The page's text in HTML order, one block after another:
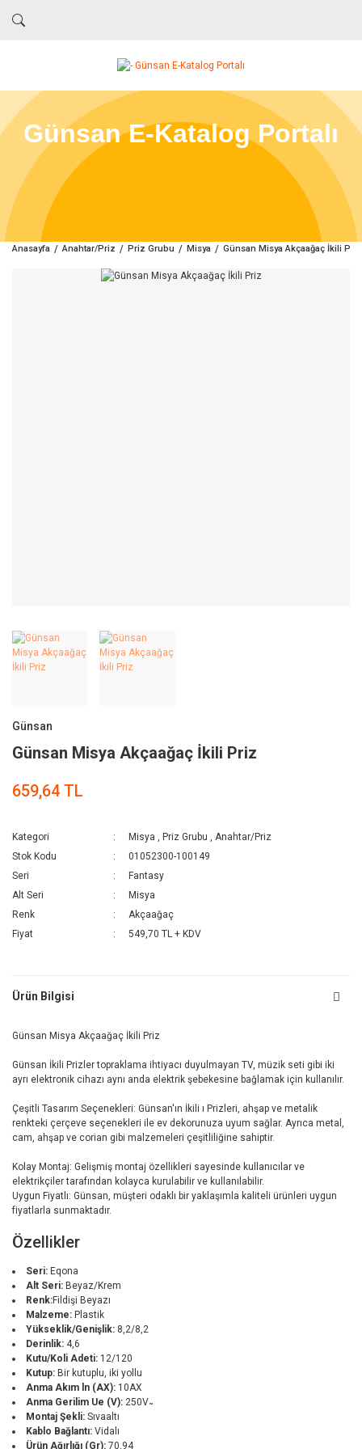
Günsan E-Katalog Portalı
Anasayfa Anahtar/Priz Priz Grubu Misya Günsan Misya Akçaağaç İkili Priz
Günsan
Günsan Misya Akçaağaç İkili Priz
659,64 TL
Kategori Misya , Priz Grubu ,Anahtar/Priz
Stok Kodu
01052300-100149
Seri
Fantasy
Alt Seri
Misya
Renk
Akçaağaç
Fiyat
549,70 TL + KDV
Ürün Bilgisi
Günsan Misya Akçaağaç İkili Priz
Günsan İkili Prizler topraklama ihtiyacı duyulmayan TV, müzik seti gibi iki
ayrı elektronik cihazı aynı anda elektrik şebekesine bağlamak için kullanılır.
Çeşitli Tasarım Seçenekleri: Günsan'ın İkili ı Prizleri, ahşap ve metalik
renkteki çerçeve seçenekleri ile ev dekorunuza uyum sağlar. Ayrıca metal,
cam, ahşap ve corian gibi malzemeleri çeşitliliğine sahiptir.
Kolay Montaj: Gelişmiş montaj özellikleri sayesinde kullanıcılar ve
elektrikçiler tarafından kolayca kurulabilir ve kullanılabilir.
Uygun Fiyatlı: Günsan, müşteri odaklı bir yaklaşımla kaliteli ürünleri uygun
fiyatlarla sunmaktadır.
Özellikler
Seri: Eqona
Alt Seri: Beyaz/Krem
Renk:Fildişi Beyazı
Malzeme: Plastik
Yükseklik/Genişlik: 8,2/8,2
Derinlik: 4,6
Kutu/Koli Adeti: 12/120
Kutup: Bir kutuplu, iki yollu
Anma Akım ln (AX): 10AX
Anma Gerilim Ue (V): 250V ̴
Montaj Şekli: Sıvaaltı
Kablo Bağlantı: Vidalı
Ürün Ağırlığı (Gr): 70,94